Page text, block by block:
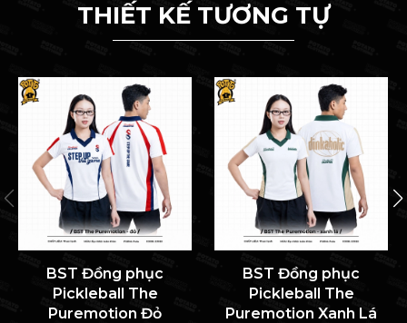
THIẾT KẾ TƯƠNG TỰ
BST Đồng phục
Pickleball The
Puremotion Đỏ
BST Đồng phục
Pickleball The
Puremotion Xanh Lá